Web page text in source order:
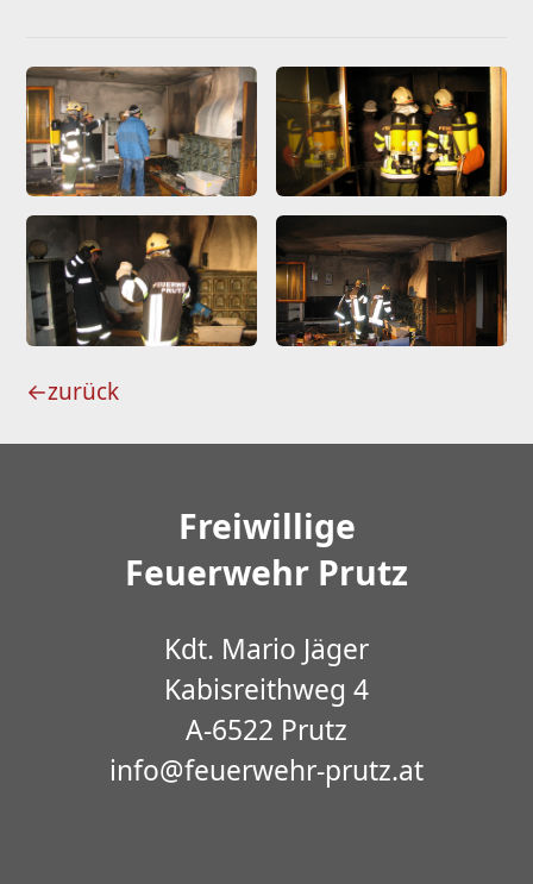
←zurück
Freiwillige
Feuerwehr Prutz
Kdt. Mario Jäger
Kabisreithweg 4
A-6522 Prutz
info@feuerwehr-prutz.at